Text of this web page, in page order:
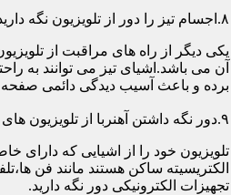
۸.اجسام تیز را دور از تلویزیون نگه دارید
یکی دیگر از راه های مراقبت از
آن می باشد.اشیای تیز می توانند به
برده و باعث آسیب دیدگی دائمی صفحه
۹.دور نگه داشتن آهنربا از تلویزیون های ال ای دی
تلویزیون خود را از اشیایی که دارای
تجهیزات الکترونیکی دور نگه دارید.